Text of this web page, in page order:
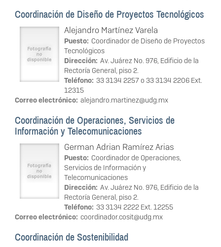
Coordinación de Diseño de Proyectos Tecnológicos
Alejandro Martínez Varela
Puesto: Coordinador de Diseño de Proyectos
Tecnológicos
Dirección: Av. Juárez No. 976, Edificio de la
Rectoría General, piso 2.
Teléfono: 33 3134 2257 o 33 3134 2206 Ext.
12315
Correo electrónico: alejandro.martinez@udg.mx
Coordinación de Operaciones, Servicios de
Información y Telecomunicaciones
German Adrian Ramírez Arias
Puesto: Coordinador de Operaciones,
Servicios de Información y
Telecomunicaciones
Dirección: Av. Juárez No. 976, Edificio de la
Rectoría General, piso 2.
Teléfono: 33 3134 2222 Ext. 12255
Correo electrónico: coordinador.cosit@udg.mx
Coordinación de Sostenibilidad